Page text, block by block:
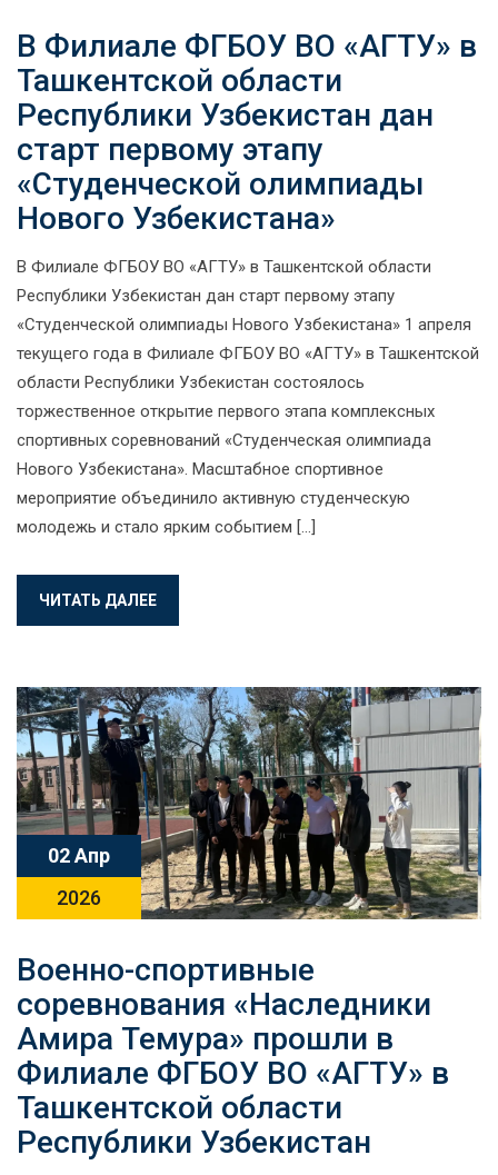
В Филиале ФГБОУ ВО «АГТУ» в
Ташкентской области
Республики Узбекистан дан
старт первому этапу
«Студенческой олимпиады
Нового Узбекистана»
В Филиале ФГБОУ ВО «АГТУ» в Ташкентской области
Республики Узбекистан дан старт первому этапу
«Студенческой олимпиады Нового Узбекистана» 1 апреля
текущего года в Филиале ФГБОУ ВО «АГТУ» в Ташкентской
области Республики Узбекистан состоялось
торжественное открытие первого этапа комплексных
спортивных соревнований «Студенческая олимпиада
Нового Узбекистана». Масштабное спортивное
мероприятие объединило активную студенческую
молодежь и стало ярким событием […]
ЧИТАТЬ ДАЛЕЕ
02 Апр
2026
Военно-спортивные
соревнования «Наследники
Амира Темура» прошли в
Филиале ФГБОУ ВО «АГТУ» в
Ташкентской области
Республики Узбекистан